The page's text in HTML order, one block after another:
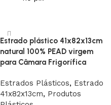
Estrado plástico 41x82x13cm
natural 100% PEAD virgem
para Câmara Frigorífica
Estrados Plásticos, Estrado
41x82x13cm, Produtos